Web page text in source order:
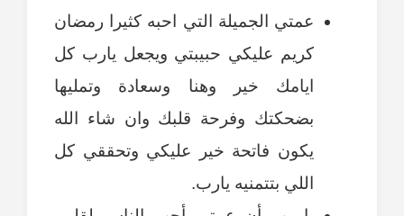
عمتي الجميلة التي احبه كثيرا رمضان
كريم عليكي حبيبتي ويجعل يارب كل
ايامك خير وهنا وسعادة وتمليها
بضحكتك وفرحة قلبك وان شاء الله
يكون فاتحة خير عليكي وتحققي كل
اللي بتتمنيه يارب.